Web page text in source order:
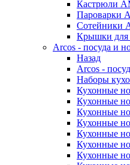
Кастрюли
Пароварки
Сотейники
Крышки для
Arcos - посуда и
Назад
Arcos -
Наборы
Кухонные
Кухонные
Кухонные
Кухонные
Кухонные
Кухонные
Кухонные